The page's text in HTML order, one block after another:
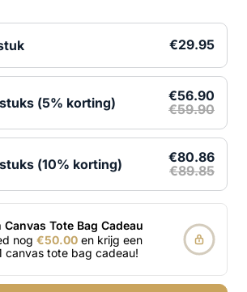
€29.95
(5% korting)
€56.90
€59.90
(10% korting)
€80.86
€89.85
Canvas Tote Bag Cadeau
nog €50.00 en krijg een
canvas tote bag cadeau!